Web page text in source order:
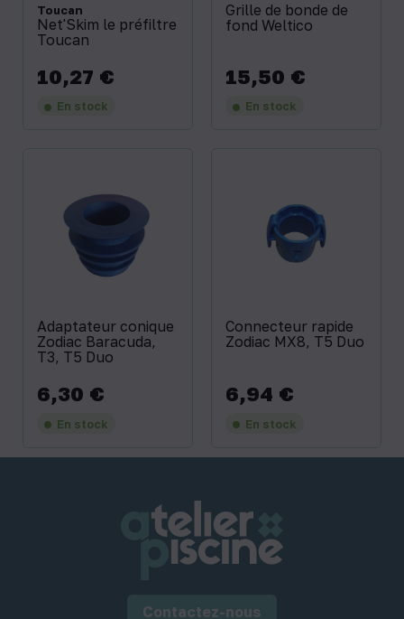
Toucan
Net'Skim le préfiltre
Toucan
Prix
10,27 €
En stock
Grille de bonde de
fond Weltico
Prix
15,50 €
En stock
Adaptateur conique
Zodiac Baracuda,
T3, T5 Duo
Prix
6,30 €
En stock
Connecteur rapide
Zodiac MX8, T5 Duo
Prix
6,94 €
En stock
Contactez-nous